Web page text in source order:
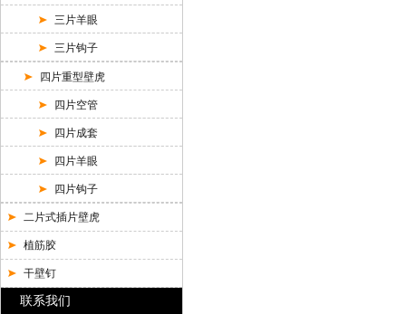
三片羊眼
三片钩子
四片重型壁虎
四片空管
四片成套
四片羊眼
四片钩子
二片式插片壁虎
植筋胶
干壁钉
联系我们